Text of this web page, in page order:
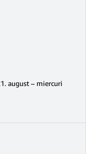
august – miercuri